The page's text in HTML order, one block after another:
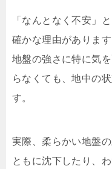
「なんとなく不安」
確かな理由がありま
地盤の強さに特に気
らなくても、地中の
す。
実際、柔らかい地盤
ともに沈下したり、